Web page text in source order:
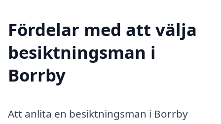
Fördelar med att välja
besiktningsman i
Borrby
Att anlita en besiktningsman i Borrby